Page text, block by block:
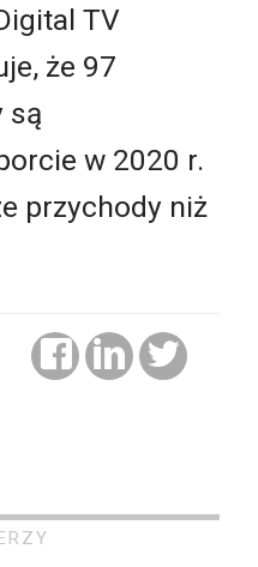
TV
że 97
są
w 2020 r.
przychody niż